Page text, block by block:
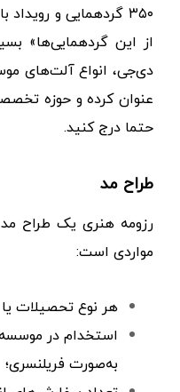
از این گردهمایی‌ها»
دی‌جی، انواع آلت‌های
عنوان کرده و حوزه
حتما درج کنید.
طراح مد
رزومه هنری یک طراح
مواردی است:
هر نوع تحصیلات
استخدام در
به‌صورت فریلنسری؛